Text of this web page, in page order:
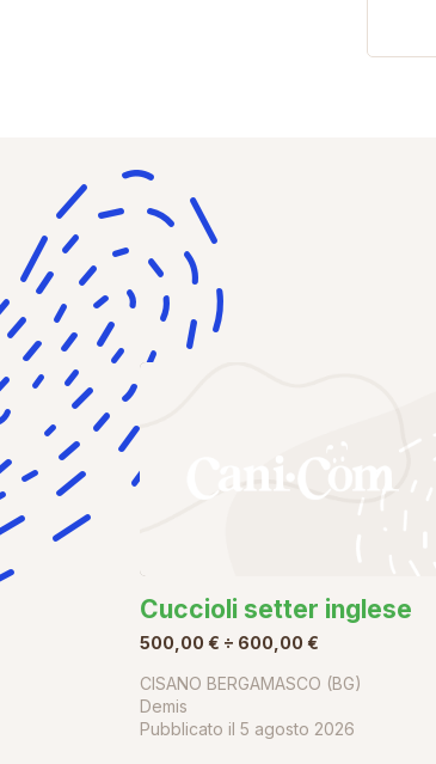
Cuccioli setter inglese
500,00 € ÷ 600,00 €
CISANO BERGAMASCO (BG)
Demis
Pubblicato il 5 agosto 2026